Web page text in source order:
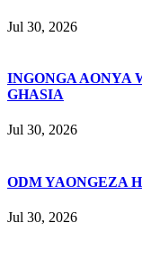
Jul 30, 2026
INGONGA AONYA
GHASIA
Jul 30, 2026
ODM YAONGEZA
Jul 30, 2026